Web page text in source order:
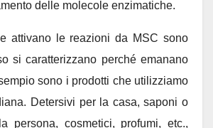
delle molecole enzimatiche.
attivano le reazioni da MSC sono
si caratterizzano perché emanano
sono i prodotti che utilizziamo
Detersivi per la casa, saponi o
persona, cosmetici, profumi, etc.,